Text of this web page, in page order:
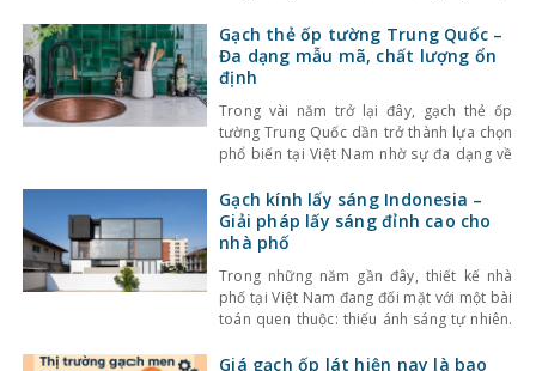
Một trong những lựa chọn nổi bật gần đây
là gạch thẻ men rạn – dòng gạch ốp lát
Gạch thẻ ốp tường Trung Quốc –
Đa dạng mẫu mã, chất lượng ổn
định
Trong vài năm trở lại đây, gạch thẻ ốp
tường Trung Quốc dần trở thành lựa chọn
phổ biến tại Việt Nam nhờ sự đa dạng về
Bên cạnh đó, chất lượng sản phẩm cũng
không ngừng được cải thiện, đáp ứng tốt
nhu cầu sử
Gạch kính lấy sáng Indonesia –
Giải pháp lấy sáng đỉnh cao cho
nhà phố
Trong những năm gần đây, thiết kế nhà
phố tại Việt Nam đang đối mặt với một bài
toán quen thuộc: thiếu ánh sáng tự nhiên.
che chắn bởi các công trình xung quanh,
Giá gạch ốp lát hiện nay là bao